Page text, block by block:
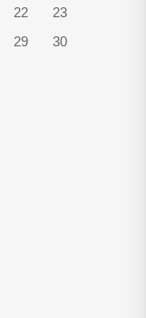
22
23
29
30